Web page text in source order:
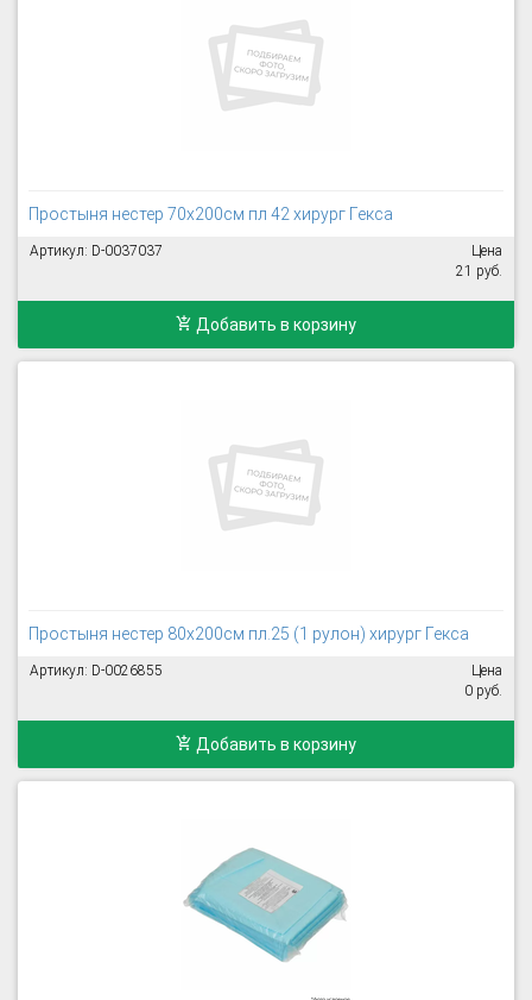
Простыня нестер 70х200см пл 42 хирург Гекса
Артикул: D-0037037
Цена
21 руб.
Добавить в корзину
Простыня нестер 80х200см пл.25 (1 рулон) хирург Гекса
Артикул: D-0026855
Цена
0 руб.
Добавить в корзину